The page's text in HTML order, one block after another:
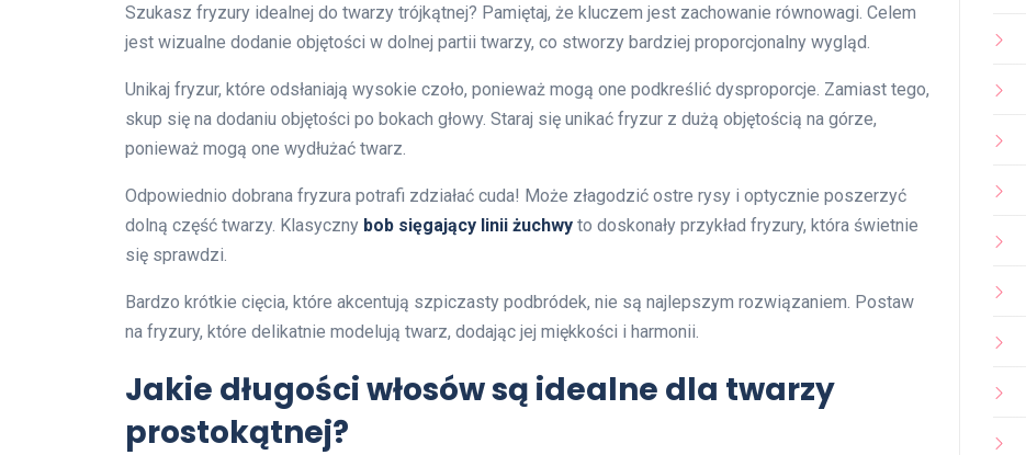
Szukasz fryzury idealnej do twarzy trójkątnej? Pamiętaj, że kluczem jest zachowanie równowagi. Celem
jest wizualne dodanie objętości w dolnej partii twarzy, co stworzy bardziej proporcjonalny wygląd.
Unikaj fryzur, które odsłaniają wysokie czoło, ponieważ mogą one podkreślić dysproporcje. Zamiast tego,
skup się na dodaniu objętości po bokach głowy. Staraj się unikać fryzur z dużą objętością na górze,
ponieważ mogą one wydłużać twarz.
Odpowiednio dobrana fryzura potrafi zdziałać cuda! Może złagodzić ostre rysy i optycznie poszerzyć
dolną część twarzy. Klasyczny bob sięgający linii żuchwy to doskonały przykład fryzury, która świetnie
się sprawdzi.
Bardzo krótkie cięcia, które akcentują szpiczasty podbródek, nie są najlepszym rozwiązaniem. Postaw
na fryzury, które delikatnie modelują twarz, dodając jej miękkości i harmonii.
Jakie długości włosów są idealne dla twarzy
prostokątnej?